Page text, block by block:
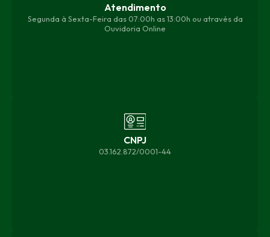
Atendimento
Segunda à Sexta-Feira das 07:00h as 13:00h ou através da
Ouvidoria Online
CNPJ
03.162.872/0001-44